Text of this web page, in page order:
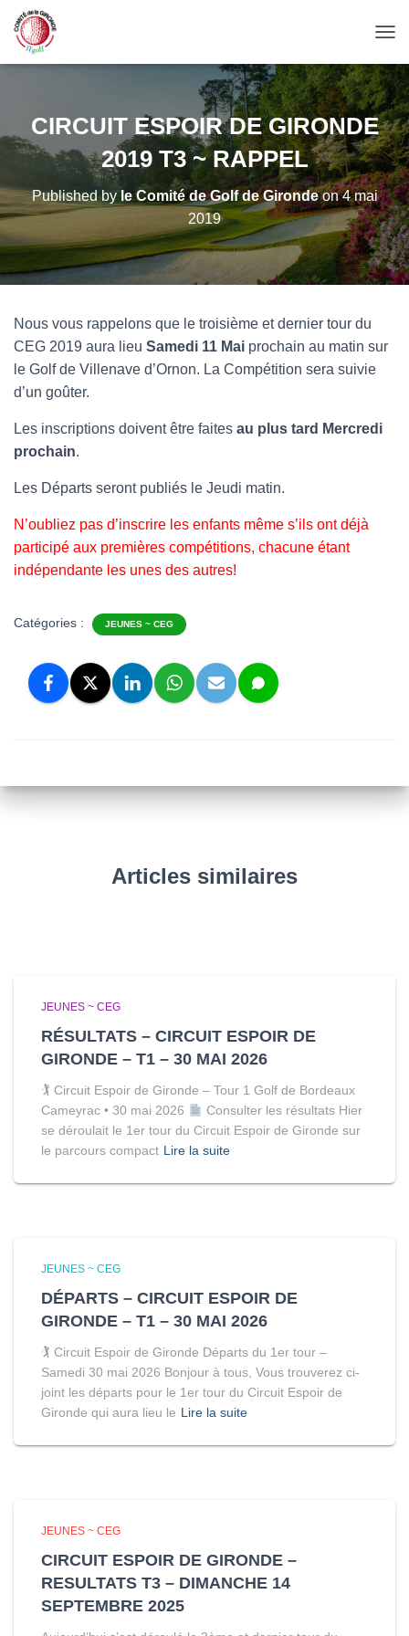
CIRCUIT ESPOIR DE GIRONDE
2019 T3 ~ RAPPEL
Published byle Comité de Golf de Girondeon4 mai
2019
Nous vous rappelons que le troisième et dernier tour du
CEG 2019 aura lieu Samedi 11 Mai prochain au matin sur
le Golf de Villenave d’Ornon. La Compétition sera suivie
d’un goûter.
Les inscriptions doivent être faites au plus tard Mercredi
prochain.
Les Départs seront publiés le Jeudi matin.
N’oubliez pas d’inscrire les enfants même s’ils ont déjà
participé aux premières compétitions, chacune étant
indépendante les unes des autres!
Catégories : JEUNES ~ CEG
Articles similaires
JEUNES ~ CEG
RÉSULTATS – CIRCUIT ESPOIR DE
GIRONDE – T1 – 30 MAI 2026
🏌 Circuit Espoir de Gironde – Tour 1 Golf de Bordeaux
Cameyrac • 30 mai 2026
Consulter les résultats Hier
se déroulait le 1er tour du Circuit Espoir de Gironde sur
le parcours compact Lire la suite
JEUNES ~ CEG
DÉPARTS – CIRCUIT ESPOIR DE
GIRONDE – T1 – 30 MAI 2026
🏌️ Circuit Espoir de Gironde Départs du 1er tour –
Samedi 30 mai 2026 Bonjour à tous, Vous trouverez ci-
joint les départs pour le 1er tour du Circuit Espoir de
Gironde qui aura lieu le Lire la suite
JEUNES ~ CEG
CIRCUIT ESPOIR DE GIRONDE –
RESULTATS T3 – DIMANCHE 14
SEPTEMBRE 2025